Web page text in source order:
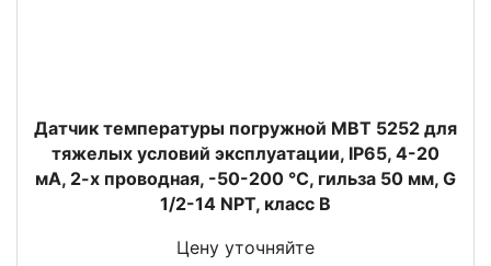
Датчик температуры погружной MBT 5252 для
тяжелых условий эксплуатации, IP65, 4-20
мА, 2-х проводная, -50-200 °C, гильза 50 мм, G
1/2-14 NPT, класс B
Цену уточняйте